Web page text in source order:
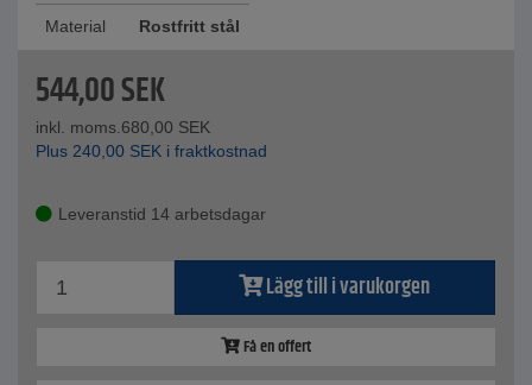
Material Rostfritt stål
544,00SEK
inkl. moms.680,00 SEK
Plus 240,00 SEK i fraktkostnad
Leveranstid 14 arbetsdagar
Lägg till i varukorgen
Få en offert